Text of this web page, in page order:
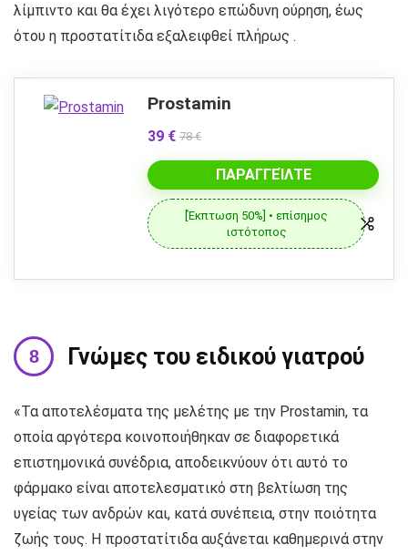
λίμπιντο και θα έχει λιγότερο επώδυνη ούρηση, έως
ότου η προστατίτιδα εξαλειφθεί πλήρως .
Prostamin
39 € 78 €
ΠΑΡΑΓΓΕΊΛΤΕ
[Έκπτωση 50%] • επίσημος
ιστότοπος
Γνώμες του ειδικού γιατρού
«Τα αποτελέσματα της μελέτης με την Prostamin, τα
οποία αργότερα κοινοποιήθηκαν σε διαφορετικά
επιστημονικά συνέδρια, αποδεικνύουν ότι αυτό το
φάρμακο είναι αποτελεσματικό στη βελτίωση της
υγείας των ανδρών και, κατά συνέπεια, στην ποιότητα
ζωής τους. Η προστατίτιδα αυξάνεται καθημερινά στην